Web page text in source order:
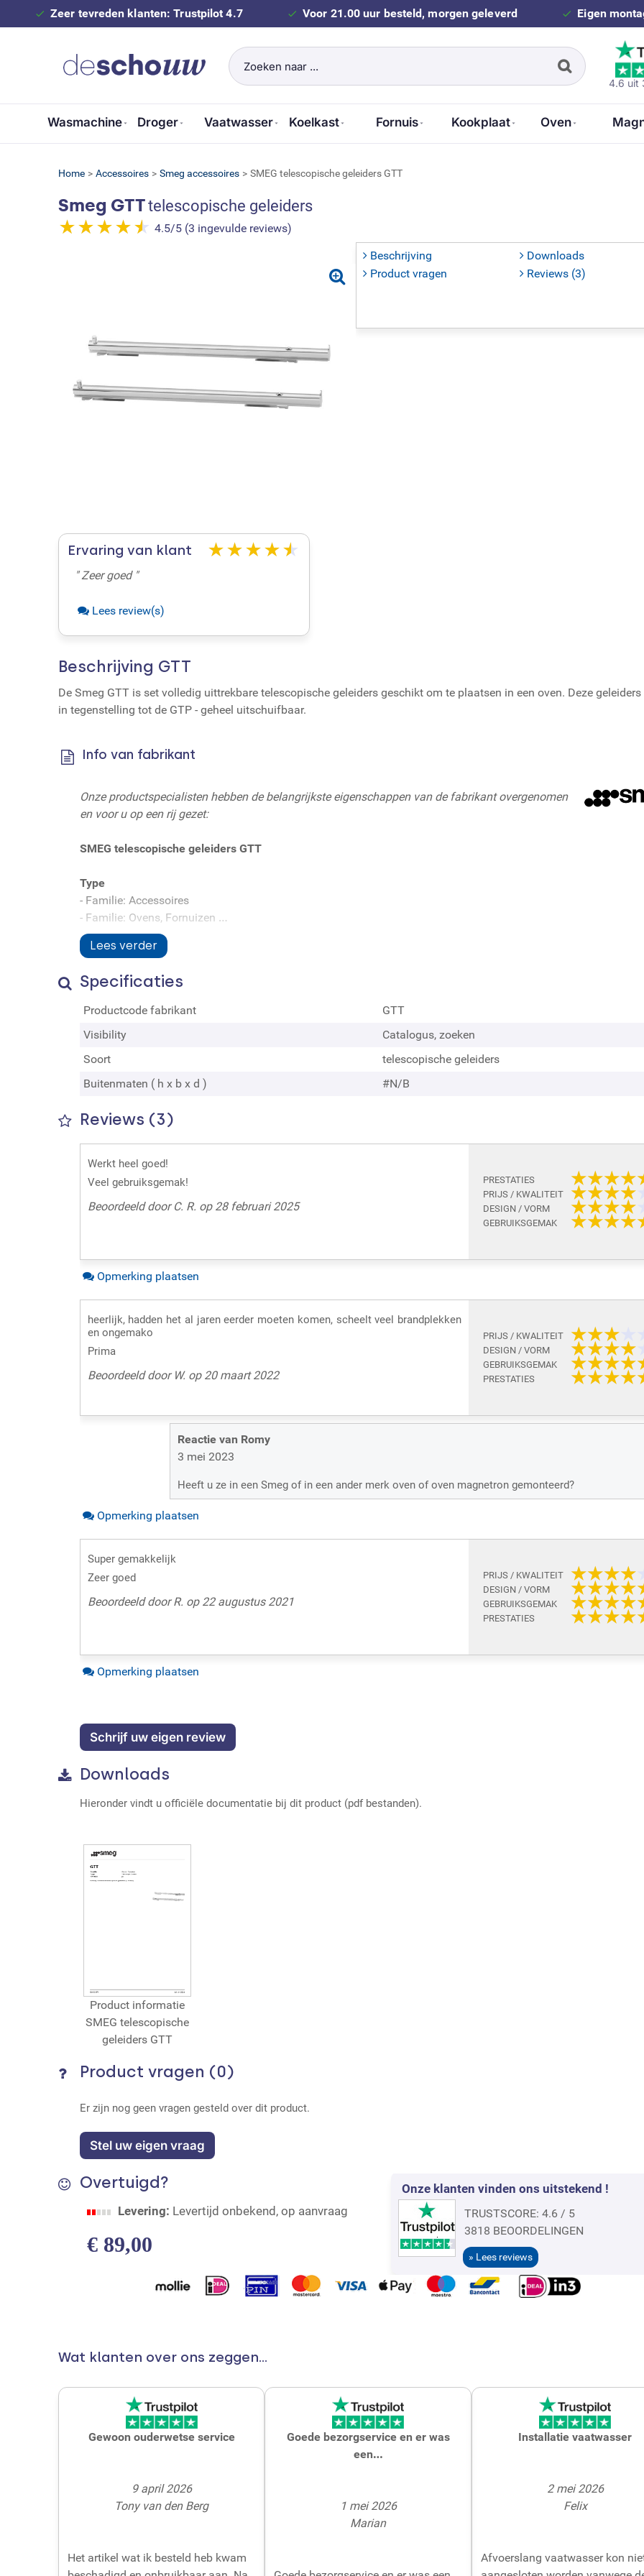
Zeer tevreden klanten: Trustpilot 4.7 Voor 21.00 uur besteld, morgen geleverd Eigen
4.6 uit
Wasmachine Droger Vaatwasser Koelkast Fornuis Kookplaat Oven
Home > Accessoires > Smeg accessoires > SMEG telescopische geleiders GTT
Smeg GTTtelescopische geleiders
4.5/5 (3 ingevulde reviews)
Beschrijving
Downloads
Product vragen
Reviews (3)
Ervaring van klant
" Zeer goed "
Lees review(s)
Beschrijving GTT
De Smeg GTT is set volledig uittrekbare telescopische geleiders geschikt om te plaatsen in een oven. Deze geleiders
in tegenstelling tot de GTP - geheel uitschuifbaar.
Info van fabrikant
Onze productspecialisten hebben de belangrijkste eigenschappen van de fabrikant overgenomen
en voor u op een rij gezet:
SMEG telescopische geleiders GTT
Type
- Familie: Accessoires
- Familie: Ovens, Fornuizen
- Type: Telescopic Guides
- EAN-code: 8017709301422 Volledig uittrekbare telescopische geleiders (1 niveau)
Lees verder
Specificaties
Productcode fabrikant
GTT
Visibility
Catalogus, zoeken
Soort
telescopische geleiders
Buitenmaten ( h x b x d )
#N/B
Reviews (3)
3 review(s)
PRESTATIES
PRIJS / KWALITEIT
DESIGN / VORM
GEBRUIKSGEMAK
Werkt heel goed!
Veel gebruiksgemak!
Beoordeeld door C. R. op 28 februari 2025
Opmerking plaatsen
PRIJS / KWALITEIT
DESIGN / VORM
GEBRUIKSGEMAK
PRESTATIES
heerlijk, hadden het al jaren eerder moeten komen, scheelt veel brandplekken
en ongemako
Prima
Beoordeeld door W. op 20 maart 2022
Reactie van Romy
3 mei 2023
Heeft u ze in een Smeg of in een ander merk oven of oven magnetron gemonteerd?
Opmerking plaatsen
PRIJS / KWALITEIT
DESIGN / VORM
GEBRUIKSGEMAK
PRESTATIES
Super gemakkelijk
Zeer goed
Beoordeeld door R. op 22 augustus 2021
Opmerking plaatsen
Schrijf uw eigen review
Downloads
Hieronder vindt u officiële documentatie bij dit product (pdf bestanden).
Product informatie
SMEG telescopische
geleiders GTT
Product vragen (0)
Er zijn nog geen vragen gesteld over dit product.
Stel uw eigen vraag
Overtuigd? Onze klanten vinden ons uitstekend !
TRUSTSCORE: 4.6 / 5
3818 BEOORDELINGEN
» Lees reviews
Levering: Levertijd onbekend, op aanvraag
€ 89,00
Wat klanten over ons zeggen...
Gewoon ouderwetse service
9 april 2026
Tony van den Berg
Het artikel wat ik besteld heb kwam
Goede bezorgservice en er was
een…
1 mei 2026
Marian
Installatie vaatwasser
2 mei 2026
Felix
Afvoerslang vaatwasser kon